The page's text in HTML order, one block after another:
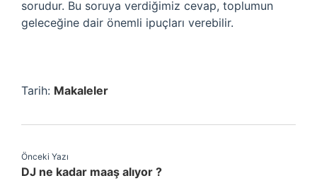
sorudur. Bu soruya verdiğimiz cevap, toplumun
geleceğine dair önemli ipuçları verebilir.
Tarih: Makaleler
Önceki Yazı
DJ ne kadar maaş alıyor ?